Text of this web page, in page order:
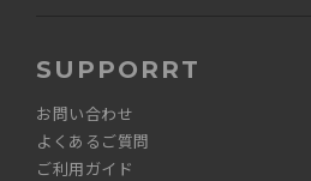
SUPPORRT
お問い合わせ
よくあるご質問
ご利用ガイド